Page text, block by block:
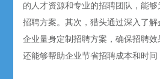
的人才资源和专业的招聘团队，能
招聘方案。其次，猎头通过深入了
企业量身定制招聘方案，确保招聘
还能够帮助企业节省招聘成本和时间